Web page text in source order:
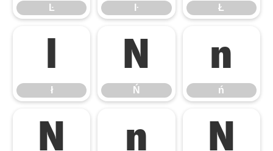
Ŀ ŀ Ł
ł
ł
Ń
Ń
ń
ń
Ņ ņ Ň